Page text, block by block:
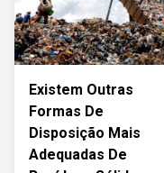
Existem Outras
Formas De
Disposição Mais
Adequadas De